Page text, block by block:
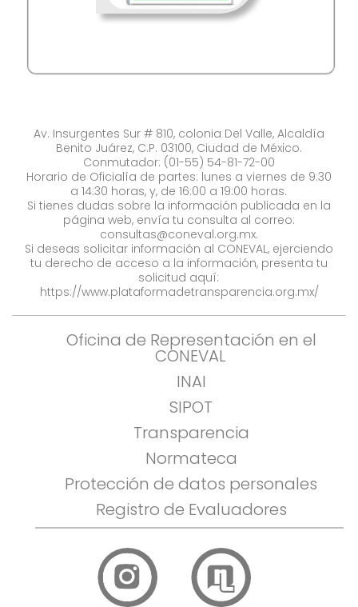
Av. Insurgentes Sur # 810, colonia Del Valle, Alcaldía
Benito Juárez, C.P. 03100, Ciudad de México.
Conmutador: (01-55) 54-81-72-00
Horario de Oficialía de partes: lunes a viernes de 9:30
a 14:30 horas, y, de 16:00 a 19:00 horas.
Si tienes dudas sobre la información publicada en la
página web, envía tu consulta al correo:
consultas@coneval.org.mx.
Si deseas solicitar información al CONEVAL, ejerciendo
tu derecho de acceso a la información, presenta tu
solicitud aquí:
https://www.plataformadetransparencia.org.mx/
Oficina de Representación en el
CONEVAL
INAI
SIPOT
Transparencia
Normateca
Protección de datos personales
Registro de Evaluadores